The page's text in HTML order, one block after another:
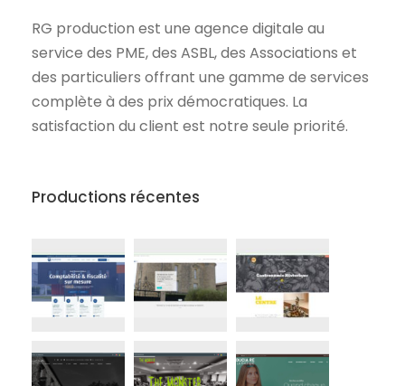
RG production est une agence digitale au
service des PME, des ASBL, des Associations et
des particuliers offrant une gamme de services
complète à des prix démocratiques. La
satisfaction du client est notre seule priorité.
Productions récentes